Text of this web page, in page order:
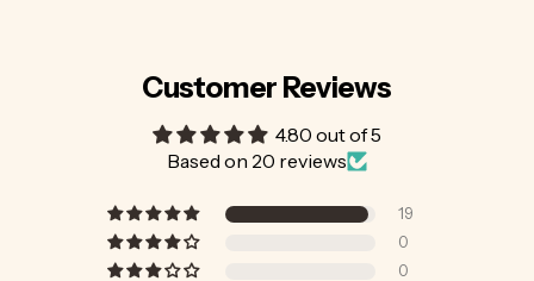
Customer Reviews
4.80 out of 5
Based on 20 reviews
19
0
0